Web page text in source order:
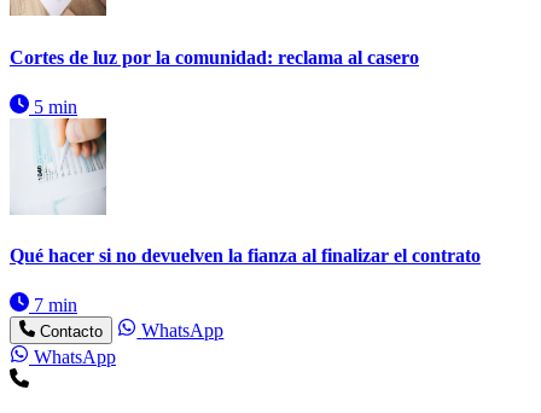
Cortes de luz por la comunidad: reclama al casero
5 min
Qué hacer si no devuelven la fianza al finalizar el contrato
7 min
Contacto
WhatsApp
WhatsApp